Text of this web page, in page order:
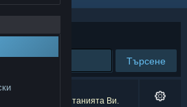
Търсене
търсенето Ви.
спрямо предпочитанията Ви.